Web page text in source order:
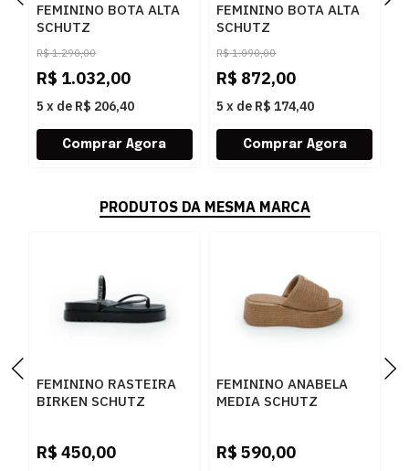
FEMININO BOTA ALTA
SCHUTZ
S2211900290001
BLACK
R$ 1.290,00
R$ 1.032,00
5 x de R$ 206,40
FEMININO BOTA ALTA
SCHUTZ
S2233100390001
BLACK
R$ 1.090,00
R$ 872,00
5 x de R$ 174,40
PRODUTOS DA MESMA MARCA
FEMININO RASTEIRA
BIRKEN SCHUTZ
CRISTAL
R$ 450,00
FEMININO ANABELA
MEDIA SCHUTZ
R$ 590,00